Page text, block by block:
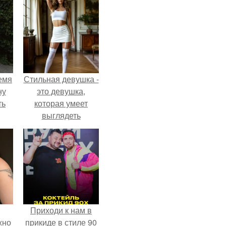
Стильная девушка -
это девушка,
которая умеет
выглядеть
привлекательно и
элегантно в любои
ситуации.
Приходи к нам в
прикиде в стиле 90